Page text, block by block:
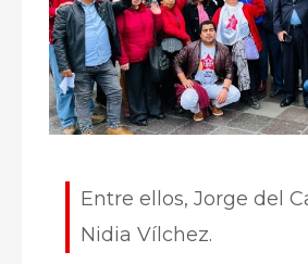
Entre ellos, Jorge del
Nidia Vílchez.